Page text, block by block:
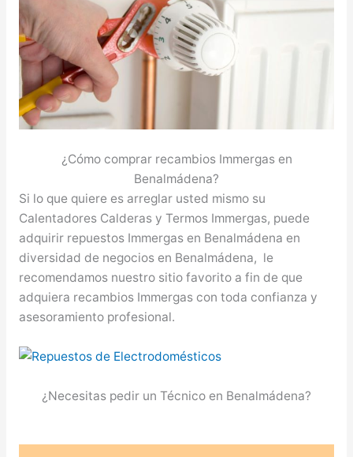
¿Cómo comprar recambios Immergas en
Benalmádena?
Si lo que quiere es arreglar usted mismo su
Calentadores Calderas y Termos Immergas, puede
adquirir repuestos Immergas en Benalmádena en
diversidad de negocios en Benalmádena, le
recomendamos nuestro sitio favorito a fin de que
adquiera recambios Immergas con toda confianza y
asesoramiento profesional.
¿Necesitas pedir un Técnico en Benalmádena?